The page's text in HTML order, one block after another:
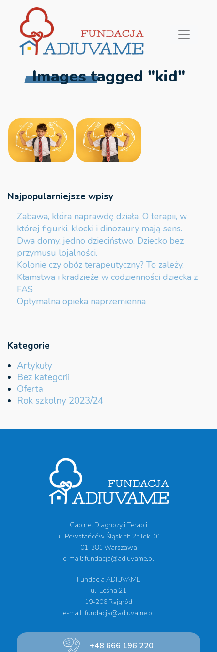
Images tagged "kid"
Najpopularniejsze wpisy
Zabawa, która naprawdę działa. O terapii, w
której figurki, klocki i dinozaury mają sens.
Dwa domy, jedno dzieciństwo. Dziecko bez
przymusu lojalności.
Kolonie czy obóz terapeutyczny? To zależy.
Kłamstwa i kradzieże w codzienności dziecka z
FAS
Optymalna opieka naprzemienna
Kategorie
Artykuły
Bez kategorii
Oferta
Rok szkolny 2023/24
Gabinet Diagnozy i Terapii
ul. Powstańców Śląskich 2e lok. 01
01-381 Warszawa
e-mail: fundacja@adiuvame.pl
Fundacja ADIUVAME
ul. Leśna 21
19-206 Rajgród
e-mail: fundacja@adiuvame.pl
+48 666 196 220